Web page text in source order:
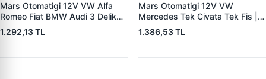
Mars Otomatigi 12V VW Alfa
Romeo Fiat BMW Audi 3 Delik
Tek Fisli (CBSB604) | ZM 0573
1.292,13 TL
Mars Otomatigi 12V VW
Mercedes Tek Civata Tek Fis |
ZM 0472 | OEM 331303134
1.386,53 TL